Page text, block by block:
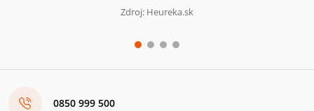
Zdroj: Heureka.sk
0850 999 500